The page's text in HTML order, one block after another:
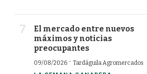
El mercado entre nuevos
máximos y noticias
preocupantes
09/08/2026 · Tardáguila Agromercados